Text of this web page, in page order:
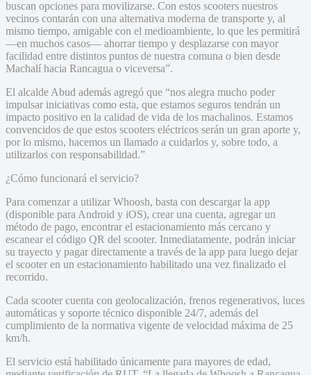
buscan opciones para movilizarse. Con estos scooters nuestros
vecinos contarán con una alternativa moderna de transporte y, al
mismo tiempo, amigable con el medioambiente, lo que les permitirá
—en muchos casos— ahorrar tiempo y desplazarse con mayor
facilidad entre distintos puntos de nuestra comuna o bien desde
Machalí hacia Rancagua o viceversa”.
El alcalde Abud además agregó que “nos alegra mucho poder
impulsar iniciativas como esta, que estamos seguros tendrán un
impacto positivo en la calidad de vida de los machalinos. Estamos
convencidos de que estos scooters eléctricos serán un gran aporte y,
por lo mismo, hacemos un llamado a cuidarlos y, sobre todo, a
utilizarlos con responsabilidad.”
¿Cómo funcionará el servicio?
Para comenzar a utilizar Whoosh, basta con descargar la app
(disponible para Android y iOS), crear una cuenta, agregar un
método de pago, encontrar el estacionamiento más cercano y
escanear el código QR del scooter. Inmediatamente, podrán iniciar
su trayecto y pagar directamente a través de la app para luego dejar
el scooter en un estacionamiento habilitado una vez finalizado el
recorrido.
Cada scooter cuenta con geolocalización, frenos regenerativos, luces
automáticas y soporte técnico disponible 24/7, además del
cumplimiento de la normativa vigente de velocidad máxima de 25
km/h.
El servicio está habilitado únicamente para mayores de edad,